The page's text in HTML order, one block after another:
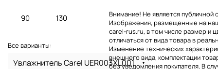
90 130
Все варианты:
Увлажнитель Carel UER003XL001
Внимание! Не является публичной
Изображения, размещенные на
carel-rus.ru, в том числе размер и
отличаться от вида товара в
Изменение технических
внешнего вида, комплектации
без уведомления покупателя. В